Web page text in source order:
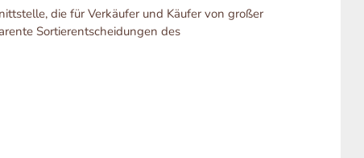
die für Verkäufer und Käufer von großer
Sortierentscheidungen des